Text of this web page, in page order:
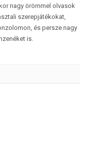
nagy örömmel olvasok
szerepjátékokat,
és persze nagy
is.